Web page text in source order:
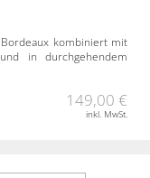
kombiniert mit
in durchgehendem
149,00 €
inkl. MwSt.